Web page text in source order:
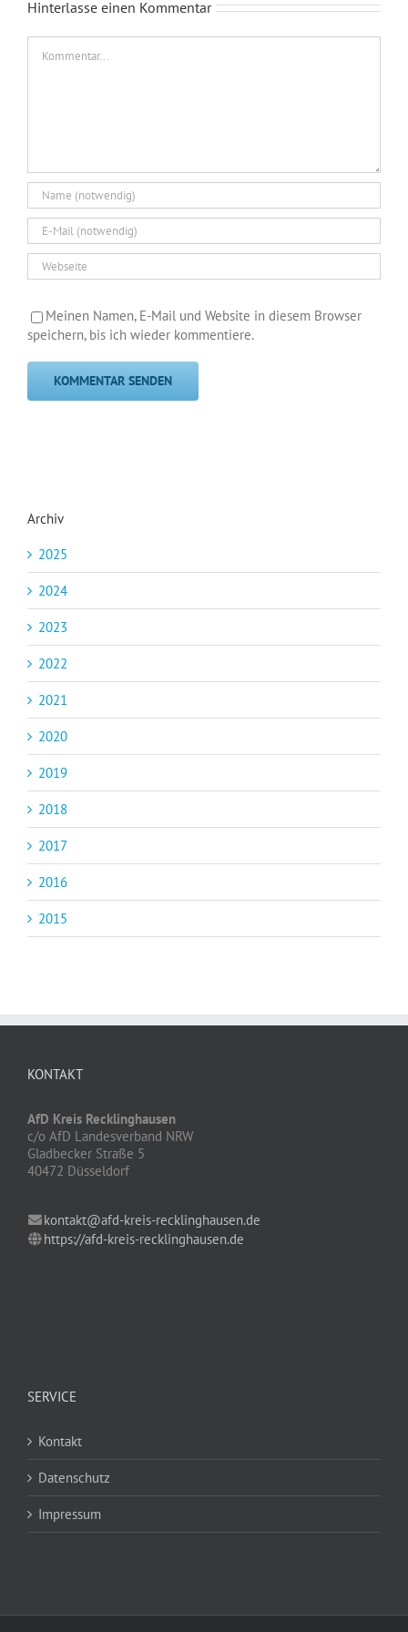
Hinterlasse einen Kommentar
Meinen Namen, E-Mail und Website in diesem Browser
speichern, bis ich wieder kommentiere.
Archiv
2025
2024
2023
2022
2021
2020
2019
2018
2017
2016
2015
KONTAKT
AfD Kreis Recklinghausen
c/o AfD Landesverband NRW
Gladbecker Straße 5
40472 Düsseldorf
kontakt@afd-kreis-recklinghausen.de
https://afd-kreis-recklinghausen.de
SERVICE
Kontakt
Datenschutz
Impressum